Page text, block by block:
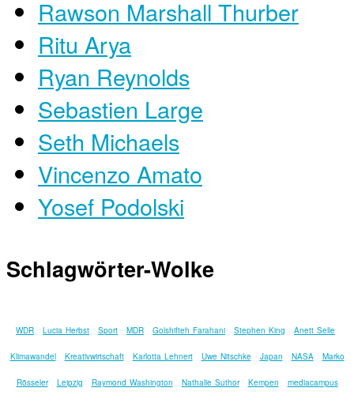
Rawson Marshall Thurber
Ritu Arya
Ryan Reynolds
Sebastien Large
Seth Michaels
Vincenzo Amato
Yosef Podolski
Schlagwörter-Wolke
WDR Lucia Herbst Sport MDR Golshifteh Farahani Stephen King Anett Selle
Klimawandel Kreativwirtschaft Karlotta Lehnert Uwe Nitschke Japan NASA Marko
Rösseler Leipzig Raymond Washington Nathalie Suthor Kempen mediacampus